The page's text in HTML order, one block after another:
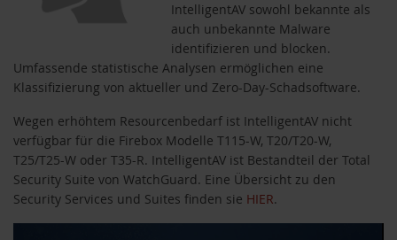
IntelligentAV sowohl bekannte als
auch unbekannte Malware
identifizieren und blocken.
Umfassende statistische Analysen ermöglichen eine
Klassifizierung von aktueller und Zero-Day-Schadsoftware.
Wegen erhöhtem Resourcenbedarf ist IntelligentAV nicht
verfügbar für die Firebox Modelle T115-W, T20/T20-W,
T25/T25-W oder T35-R. IntelligentAV ist Bestandteil der Total
Security Suite von WatchGuard. Eine Übersicht zu den
Security Services und Suites finden sie HIER.